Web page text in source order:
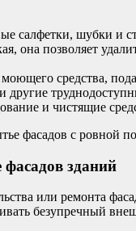
салфетки, шубки
она позволяет
средства,
и чистящие
фасадов с ровной
зданий
или ремонта
безупречный